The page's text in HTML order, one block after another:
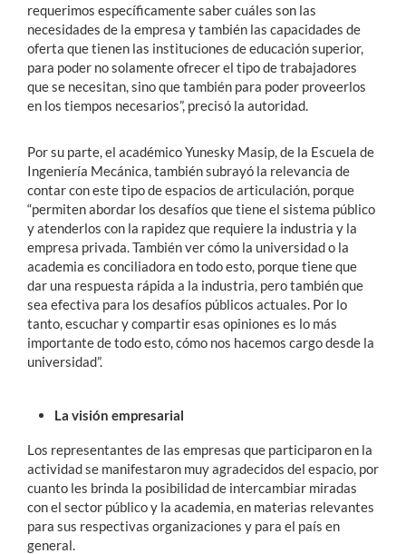
requerimos específicamente saber cuáles son las
necesidades de la empresa y también las capacidades de
oferta que tienen las instituciones de educación superior,
para poder no solamente ofrecer el tipo de trabajadores
que se necesitan, sino que también para poder proveerlos
en los tiempos necesarios”, precisó la autoridad.
Por su parte, el académico Yunesky Masip, de la Escuela de
Ingeniería Mecánica, también subrayó la relevancia de
contar con este tipo de espacios de articulación, porque
“permiten abordar los desafíos que tiene el sistema público
y atenderlos con la rapidez que requiere la industria y la
empresa privada. También ver cómo la universidad o la
academia es conciliadora en todo esto, porque tiene que
dar una respuesta rápida a la industria, pero también que
sea efectiva para los desafíos públicos actuales. Por lo
tanto, escuchar y compartir esas opiniones es lo más
importante de todo esto, cómo nos hacemos cargo desde la
universidad”.
La visión empresarial
Los representantes de las empresas que participaron en la
actividad se manifestaron muy agradecidos del espacio, por
cuanto les brinda la posibilidad de intercambiar miradas
con el sector público y la academia, en materias relevantes
para sus respectivas organizaciones y para el país en
general.